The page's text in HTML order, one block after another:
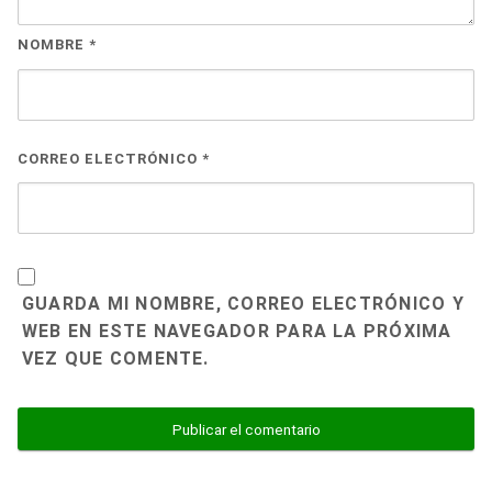
NOMBRE *
CORREO ELECTRÓNICO *
GUARDA MI NOMBRE, CORREO ELECTRÓNICO Y
WEB EN ESTE NAVEGADOR PARA LA PRÓXIMA
VEZ QUE COMENTE.